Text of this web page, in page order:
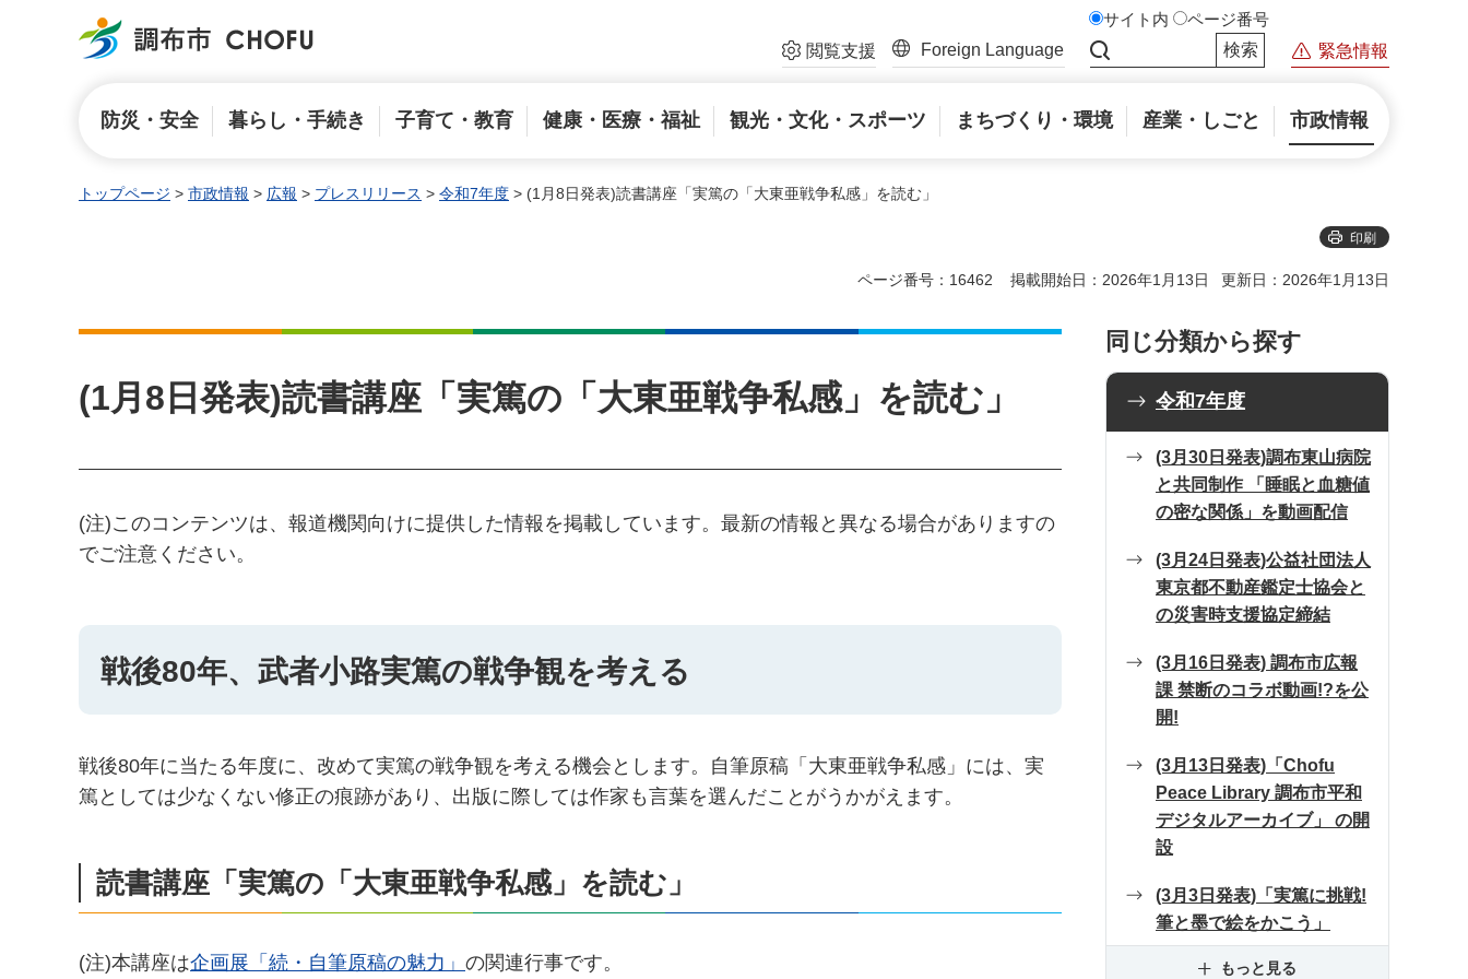
調布市 閲覧支援 Foreign Language
サイト内 ページ番号
緊急情報
防災・安全 暮らし・手続き 子育て・教育 健康・医療・福祉 観光・文化・スポーツ まちづくり・環境 産業・しごと 市政情報
トップページ > 市政情報 > 広報 > プレスリリース > 令和7年度 > (1月8日発表)読書講座「実篤の「大東亜戦争私感」を読む」
印刷
ページ番号：16462 掲載開始日：2026年1月13日 更新日：2026年1月13日
(1月8日発表)読書講座「実篤の「大東亜戦争私感」を読む」
(注)このコンテンツは、報道機関向けに提供した情報を掲載しています。最新の情報と異なる場合がありますの
でご注意ください。
戦後80年、武者小路実篤の戦争観を考える
戦後80年に当たる年度に、改めて実篤の戦争観を考える機会とします。自筆原稿「大東亜戦争私感」には、実
篤としては少なくない修正の痕跡があり、出版に際しては作家も言葉を選んだことがうかがえます。
読書講座「実篤の「大東亜戦争私感」を読む」
(注)本講座は企画展「続・自筆原稿の魅力」 の関連行事です。
同じ分類から探す
令和7年度
(3月30日発表)調布東山病院
と共同制作 「睡眠と血糖値
の密な関係」を動画配信
(3月24日発表)公益社団法人
東京都不動産鑑定士協会と
の災害時支援協定締結
(3月16日発表) 調布市広報
課 禁断のコラボ動画!?を公
開!
(3月13日発表)「Chofu
Peace Library 調布市平和
デジタルアーカイブ」 の開
設
(3月3日発表)「実篤に挑戦!
筆と墨で絵をかこう」
もっと見る